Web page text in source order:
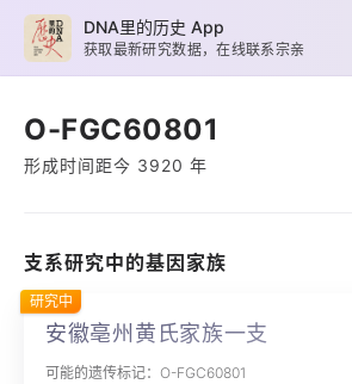
O-FGC60801
形成时间距今 3920 年
支系研究中的基因家族
安徽亳州黄氏家族一支
可能的遗传标记：O-FGC60801
研究中
DNA里的历史 App
获取最新研究数据，在线联系宗亲